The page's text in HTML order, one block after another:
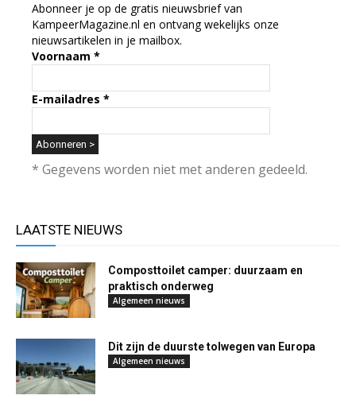
Abonneer je op de gratis nieuwsbrief van
KampeerMagazine.nl en ontvang wekelijks onze
nieuwsartikelen in je mailbox.
Voornaam *
E-mailadres *
* Gegevens worden niet met anderen gedeeld.
LAATSTE NIEUWS
Composttoilet camper: duurzaam en
praktisch onderweg
Algemeen nieuws
Dit zijn de duurste tolwegen van Europa
Algemeen nieuws